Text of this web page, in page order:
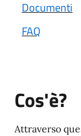
Documenti
FAQ
Cos'è?
Attraverso